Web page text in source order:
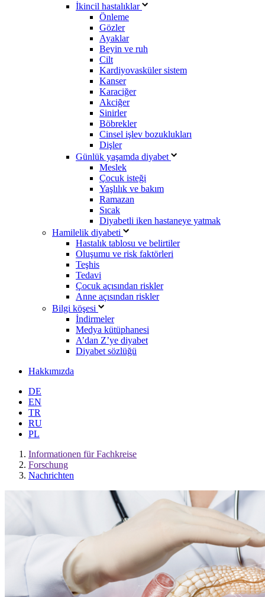
İkincil hastalıklar
Önleme
Gözler
Ayaklar
Beyin ve ruh
Cilt
Kardiyovasküler sistem
Kanser
Karaciğer
Akciğer
Sinirler
Böbrekler
Cinsel işlev bozuklukları
Dişler
Günlük yaşamda diyabet
Meslek
Çocuk isteği
Yaşlılık ve bakım
Ramazan
Sıcak
Diyabetli iken hastaneye yatmak
Hamilelik diyabeti
Hastalık tablosu ve belirtiler
Oluşumu ve risk faktörleri
Teşhis
Tedavi
Çocuk açısından riskler
Anne açısından riskler
Bilgi köşesi
İndirmeler
Medya kütüphanesi
A’dan Z’ye diyabet
Diyabet sözlüğü
Hakkımızda
DE
EN
TR
RU
PL
Informationen für Fachkreise
Forschung
Nachrichten